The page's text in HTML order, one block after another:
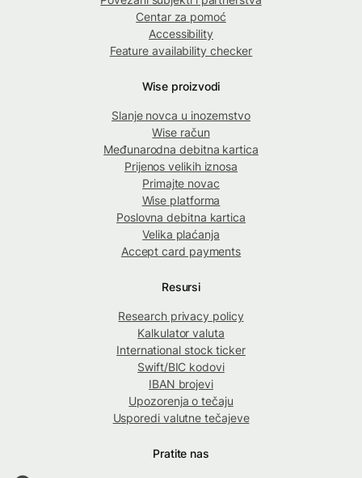
Centar za pomoć
Accessibility
Feature availability checker
Wise proizvodi
Slanje novca u inozemstvo
Wise račun
Međunarodna debitna kartica
Prijenos velikih iznosa
Primajte novac
Wise platforma
Poslovna debitna kartica
Velika plaćanja
Accept card payments
Resursi
Research privacy policy
Kalkulator valuta
International stock ticker
Swift/BIC kodovi
IBAN brojevi
Upozorenja o tečaju
Usporedi valutne tečajeve
Pratite nas